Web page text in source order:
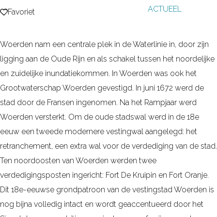
g
ACTUEEL
Favoriet
Favoriet
Woerden nam een centrale plek in de Waterlinie in, door zijn
ligging aan de Oude Rijn en als schakel tussen het noordelijke
en zuidelijke inundatiekommen. In Woerden was ook het
Grootwaterschap Woerden gevestigd. In juni 1672 werd de
stad door de Fransen ingenomen. Na het Rampjaar werd
Woerden versterkt. Om de oude stadswal werd in de 18e
eeuw een tweede modernere vestingwal aangelegd: het
retranchement, een extra wal voor de verdediging van de stad.
Ten noordoosten van Woerden werden twee
verdedigingsposten ingericht: Fort De Kruipin en Fort Oranje.
Dit 18e-eeuwse grondpatroon van de vestingstad Woerden is
nog bijna volledig intact en wordt geaccentueerd door het